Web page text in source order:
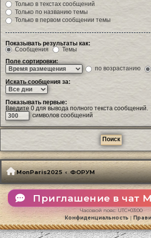
Только в текстах сообщений
Только по названию темы
Только в первом сообщении темы
Показывать результаты как:
Сообщения
Темы
Поле сортировки:
по возрастанию
Искать сообщения за:
Показывать первые:
Введите 0 для вывода полного текста сообщений.
символов сообщений
MonParis2025 ФОРУМ
Приглашение в чат
Часовой пояс: UTC+03:00
Конфиденциальность |